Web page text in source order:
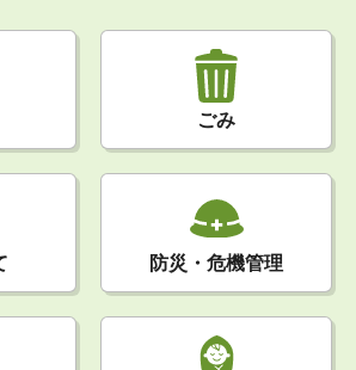
ごみ
防災・危機管理